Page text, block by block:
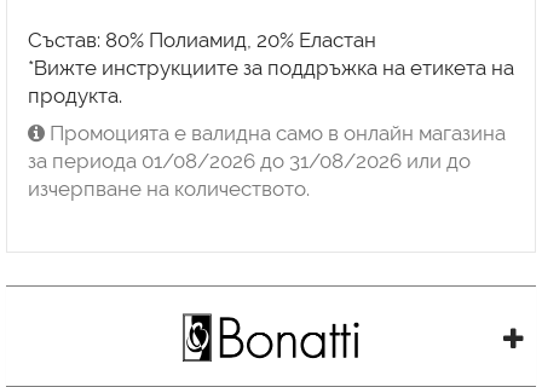
Състав: 80% Полиамид, 20% Еластан
*Вижте инструкциите за поддръжка на етикета на
продукта.
Промоцията е валидна само в онлайн магазина
за периода 01/08/2026 до 31/08/2026 или до
изчерпване на количеството.